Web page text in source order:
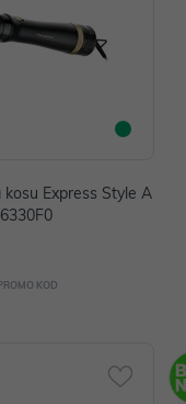
Express Style A
KOD